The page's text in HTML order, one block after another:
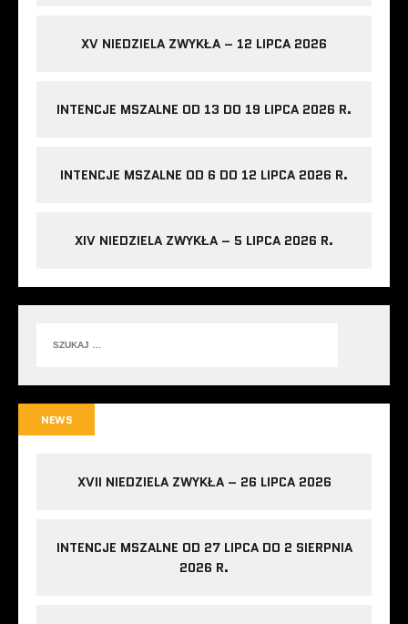
XV NIEDZIELA ZWYKŁA – 12 LIPCA 2026
INTENCJE MSZALNE OD 13 DO 19 LIPCA 2026 R.
INTENCJE MSZALNE OD 6 DO 12 LIPCA 2026 R.
XIV NIEDZIELA ZWYKŁA – 5 LIPCA 2026 R.
NEWS
XVII NIEDZIELA ZWYKŁA – 26 LIPCA 2026
INTENCJE MSZALNE OD 27 LIPCA DO 2 SIERPNIA
2026 R.